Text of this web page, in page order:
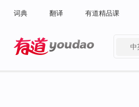
词典 翻译 有道精品课
中